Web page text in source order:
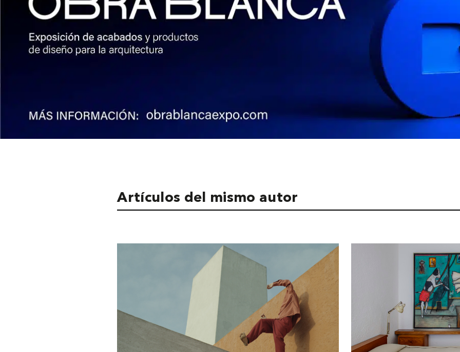
Artículos del mismo autor